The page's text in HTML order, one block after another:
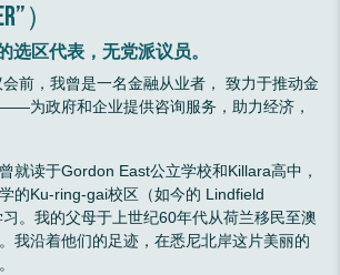
）
选区代表，无党派议员。
前，我曾是一名金融从业者， 致力于推动金
为政府和企业提供咨询服务，助力经济，
就读于Gordon East公立学校和Killara高中，
的Ku-ring-gai校区（如今的 Lindfield
。我的父母于上世纪60年代从荷兰移民至澳
我沿着他们的足迹，在悉尼北岸这片美丽的